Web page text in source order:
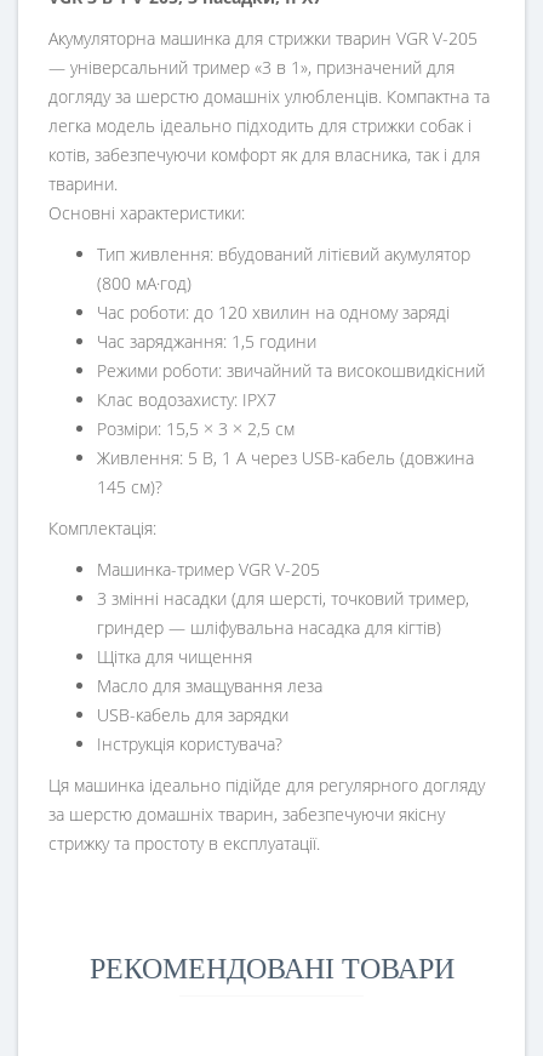
Акумуляторна машинка для стрижки тварин VGR V-205
— універсальний тример «3 в 1», призначений для
догляду за шерстю домашніх улюбленців. Компактна та
легка модель ідеально підходить для стрижки собак і
котів, забезпечуючи комфорт як для власника, так і для
тварини.
Основні характеристики:
Тип живлення: вбудований літієвий акумулятор
(800 мА·год)
Час роботи: до 120 хвилин на одному заряді
Час заряджання: 1,5 години
Режими роботи: звичайний та високошвидкісний
Клас водозахисту: IPX7
Розміри: 15,5 × 3 × 2,5 см
Живлення: 5 В, 1 А через USB-кабель (довжина
145 см)?
Комплектація:
Машинка-тример VGR V-205
3 змінні насадки (для шерсті, точковий тример,
гриндер — шліфувальна насадка для кігтів)
Щітка для чищення
Масло для змащування леза
USB-кабель для зарядки
Інструкція користувача?
Ця машинка ідеально підійде для регулярного догляду
за шерстю домашніх тварин, забезпечуючи якісну
стрижку та простоту в експлуатації.
РЕКОМЕНДОВАНІ ТОВАРИ